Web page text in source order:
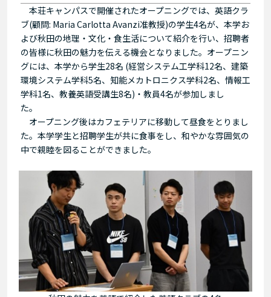
本荘キャンパスで開催されたオープニングでは、英語クラ
ブ(顧問: Maria Carlotta Avanzi准教授)の学生4名が、本学お
よび秋田の地理・文化・食生活について紹介を行い、招聘者
の皆様に秋田の魅力を伝える機会となりました。オープニン
グには、本学から学生28名 (経営システム工学科12名、建築
環境システム学科5名、知能メカトロニクス学科2名、情報工
学科1名、教養英語受講生8名)・教員4名が参加しまし
た。
オープニング後はカフェテリアに移動して昼食をとりまし
た。本学学生と招聘学生が共に食事をし、和やかな雰囲気の
中で親睦を図ることができました。